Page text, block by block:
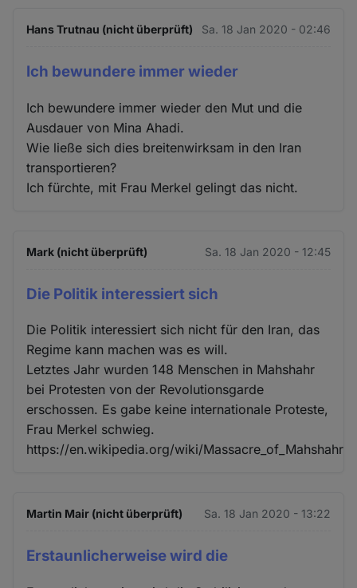
Hans Trutnau (nicht überprüft) Sa. 18 Jan 2020 - 02:46
Ich bewundere immer wieder
Ich bewundere immer wieder den Mut und die
Ausdauer von Mina Ahadi.
Wie ließe sich dies breitenwirksam in den Iran
transportieren?
Ich fürchte, mit Frau Merkel gelingt das nicht.
Mark (nicht überprüft) Sa. 18 Jan 2020 - 12:45
Die Politik interessiert sich
Die Politik interessiert sich nicht für den Iran, das
Regime kann machen was es will.
Letztes Jahr wurden 148 Menschen in Mahshahr
bei Protesten von der Revolutionsgarde
erschossen. Es gabe keine internationale Proteste,
Frau Merkel schwieg.
https://en.wikipedia.org/wiki/Massacre_of_Mahshahr
Martin Mair (nicht überprüft) Sa. 18 Jan 2020 - 13:22
Erstaunlicherweise wird die